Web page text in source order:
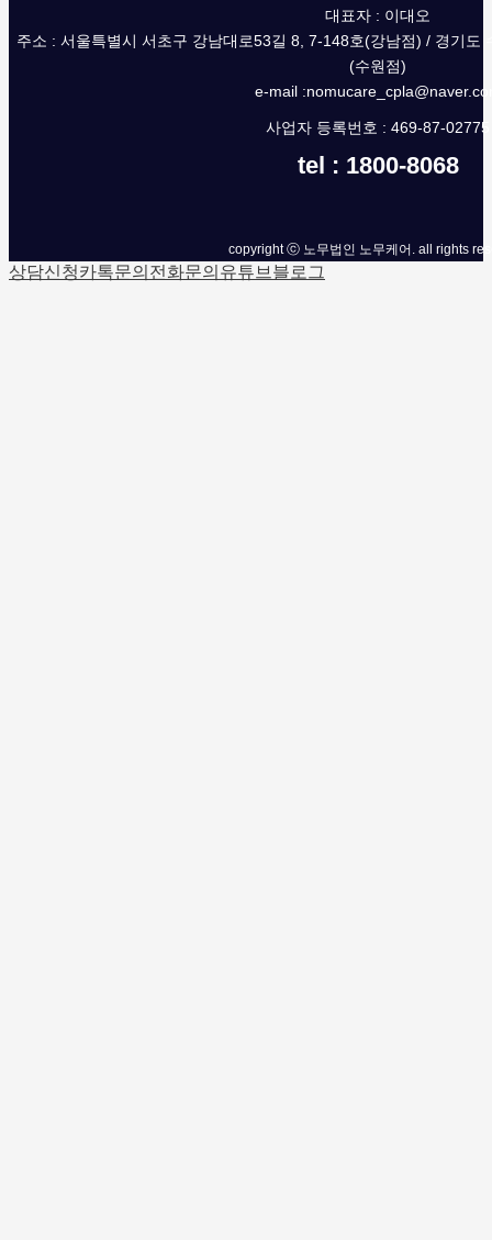
대표자 : 이대오
주소 : 서울특별시 서초구 강남대로53길 8, 7-148호(강남점) / 경기도
(수원점)
e-mail
사업자 등록번호 : 469-87-02775
tel : 1800-8068
copyright ⓒ 노무법인 노무케어. all rights
상담신청카톡문의전화문의유튜브블로그